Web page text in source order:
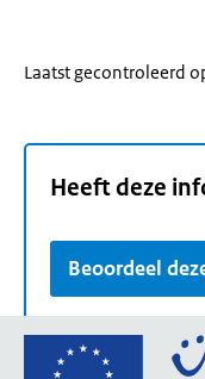
Laatst gecontroleerd
Heeft deze
Beoordeel